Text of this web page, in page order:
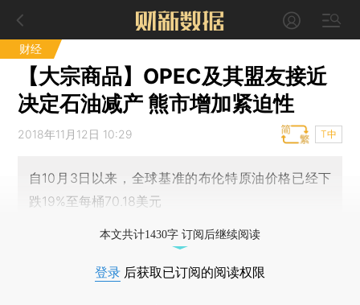
财经
【大宗商品】OPEC及其盟友接近
决定石油减产 熊市增加紧迫性
2018年11月12日 10:29 T中
自10月3日以来，全球基准的布伦特原油价格已经下
跌19%至每桶70.18美元
本文共计1430字 订阅后继续阅读
登录 后获取已订阅的阅读权限